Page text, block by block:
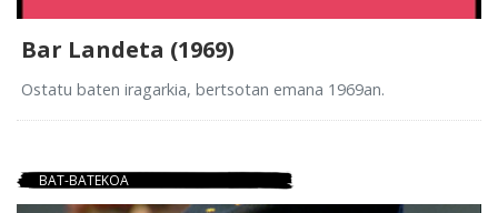
Bar Landeta (1969)
Ostatu baten iragarkia, bertsotan emana 1969an.
BAT-BATEKOA